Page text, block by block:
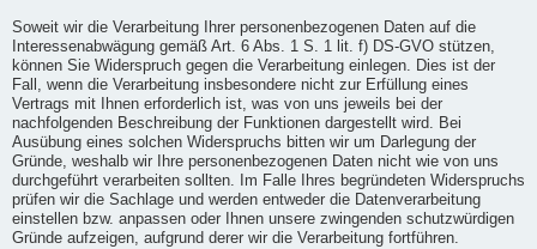
Soweit wir die Verarbeitung Ihrer personenbezogenen Daten auf die
Interessenabwägung gemäß Art. 6 Abs. 1 S. 1 lit. f) DS-GVO stützen,
können Sie Widerspruch gegen die Verarbeitung einlegen. Dies ist der
Fall, wenn die Verarbeitung insbesondere nicht zur Erfüllung eines
Vertrags mit Ihnen erforderlich ist, was von uns jeweils bei der
nachfolgenden Beschreibung der Funktionen dargestellt wird. Bei
Ausübung eines solchen Widerspruchs bitten wir um Darlegung der
Gründe, weshalb wir Ihre personenbezogenen Daten nicht wie von uns
durchgeführt verarbeiten sollten. Im Falle Ihres begründeten Widerspruchs
prüfen wir die Sachlage und werden entweder die Datenverarbeitung
einstellen bzw. anpassen oder Ihnen unsere zwingenden schutzwürdigen
Gründe aufzeigen, aufgrund derer wir die Verarbeitung fortführen.